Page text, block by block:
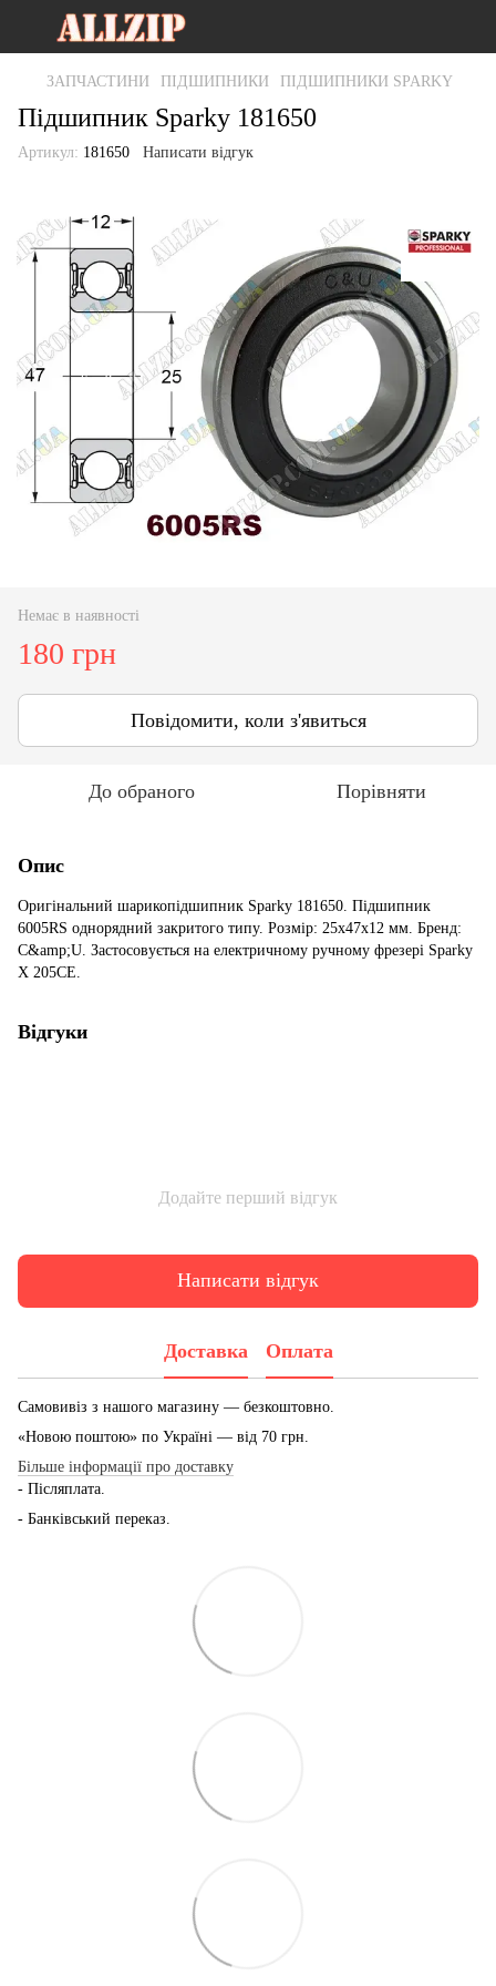
ЗАПЧАСТИНИ ПІДШИПНИКИ ПІДШИПНИКИ SPARKY
Підшипник Sparky 181650
Артикул: 181650 Написати відгук
Немає в наявності
180 грн
Повідомити, коли з'явиться
До обраного Порівняти
Опис
Оригінальний шарикопідшипник Sparky 181650. Підшипник
6005RS однорядний закритого типу. Розмір: 25x47x12 мм. Бренд:
C&amp;U. Застосовується на електричному ручному фрезері Sparky
X 205CE.
Відгуки
Додайте перший відгук
Написати відгук
Доставка Оплата
Самовивіз з нашого магазину — безкоштовно.
«Новою поштою» по Україні — від 70 грн.
Більше інформації про доставку
- Післяплата.
- Банківський переказ.